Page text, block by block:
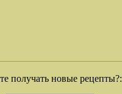
получать новые рецепты?: